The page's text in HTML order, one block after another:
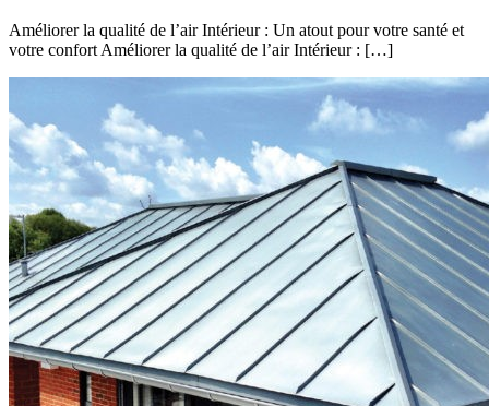
Améliorer la qualité de l’air Intérieur : Un atout pour votre santé et
votre confort Améliorer la qualité de l’air Intérieur : […]